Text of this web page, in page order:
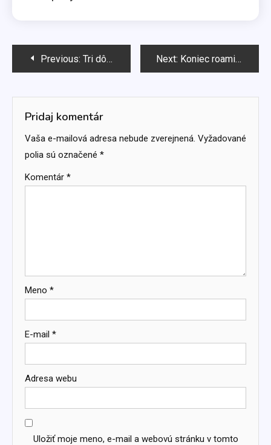
Navigácia
článku
Previous: Tri dôvody prečo mať na záhrade fínsku saunu Next: Koniec roamingu alebo ako to teda vlastne funguje
Pridaj komentár
Vaša e-mailová adresa nebude zverejnená. Vyžadované
polia sú označené *
Komentár *
Meno *
E-mail *
Adresa webu
Uložiť moje meno, e-mail a webovú stránku v tomto